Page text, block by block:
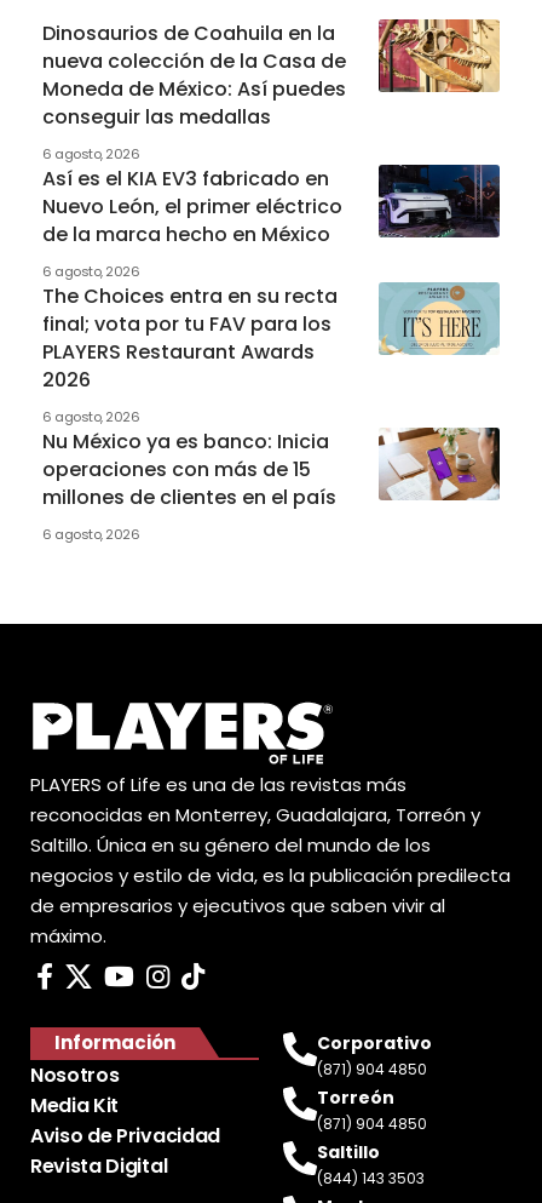
Dinosaurios de Coahuila en la
nueva colección de la Casa de
Moneda de México: Así puedes
conseguir las medallas
6 agosto, 2026
Así es el KIA EV3 fabricado en
Nuevo León, el primer eléctrico
de la marca hecho en México
6 agosto, 2026
The Choices entra en su recta
final; vota por tu FAV para los
PLAYERS Restaurant Awards
2026
6 agosto, 2026
Nu México ya es banco: Inicia
operaciones con más de 15
millones de clientes en el país
6 agosto, 2026
PLAYERS of Life es una de las revistas más
reconocidas en Monterrey, Guadalajara, Torreón y
Saltillo. Única en su género del mundo de los
negocios y estilo de vida, es la publicación predilecta
de empresarios y ejecutivos que saben vivir al
máximo.
Información
Nosotros
Media Kit
Aviso de Privacidad
Revista Digital
Corporativo
(871) 904 4850
Torreón
(871) 904 4850
Saltillo
(844) 143 3503